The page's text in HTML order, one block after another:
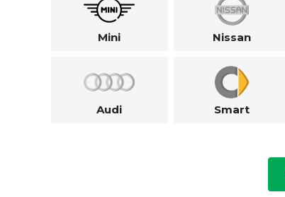
Mini Nissan
Audi Smart